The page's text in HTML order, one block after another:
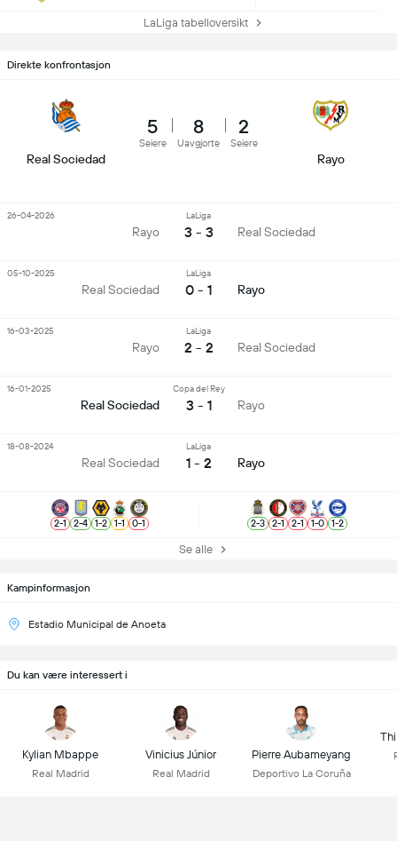
LaLiga tabelloversikt
Kampinformasjon
Estadio Municipal de Anoeta
Direkte konfrontasjon
Real Sociedad
5
Seiere
8
Uavgjorte
2
Seiere
Rayo
Rayo
LaLiga
3 - 3 Real Sociedad
26-04-2026
Real Sociedad
LaLiga
0 - 1 Rayo
05-10-2025
Rayo
LaLiga
2 - 2 Real Sociedad
16-03-2025
Real Sociedad
Copa del Rey
3 - 1 Rayo
16-01-2025
Real Sociedad
LaLiga
1 - 2 Rayo
18-08-2024
2-1 2-4 1-2 1-1 0-1 2-3 2-1 2-1 1-0 1-2
Se alle
Du kan være interessert i
Kylian Mbappe
Real Madrid
Vinicius Júnior
Real Madrid
Pierre Aubameyang
Deportivo La Coruña